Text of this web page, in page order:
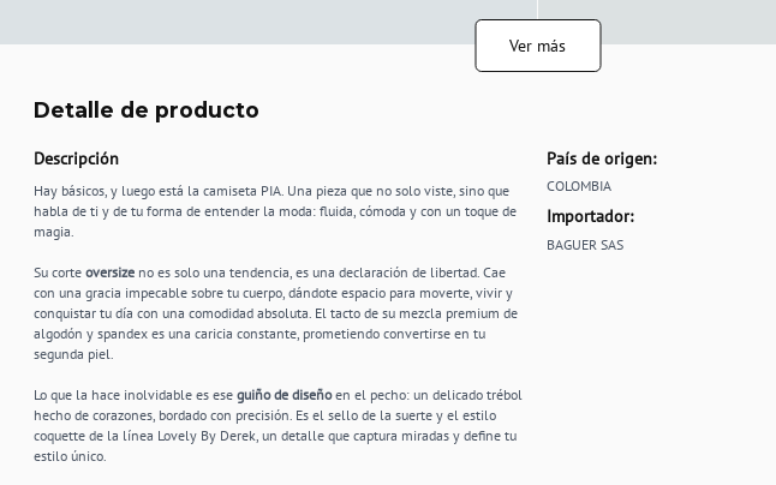
Ver más
Detalle de producto
Descripción
Hay básicos, y luego está la camiseta PIA. Una pieza que no solo viste, sino que
habla de ti y de tu forma de entender la moda: fluida, cómoda y con un toque de
magia.
Su corte oversize no es solo una tendencia, es una declaración de libertad. Cae
con una gracia impecable sobre tu cuerpo, dándote espacio para moverte, vivir y
conquistar tu día con una comodidad absoluta. El tacto de su mezcla premium de
algodón y spandex es una caricia constante, prometiendo convertirse en tu
segunda piel.
Lo que la hace inolvidable es ese guiño de diseñoen el pecho: un delicado trébol
hecho de corazones, bordado con precisión. Es el sello de la suerte y el estilo
coquette de la línea Lovely By Derek, un detalle que captura miradas y define tu
estilo único.
País de origen:
COLOMBIA
Importador:
BAGUER SAS